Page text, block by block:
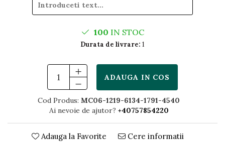
100 IN STOC
Durata de livrare: 1
ADAUGA IN COS
Cod Produs: MC06-1219-6134-1791-4540
Ai nevoie de ajutor? +40757854220
Adauga la Favorite Cere informatii